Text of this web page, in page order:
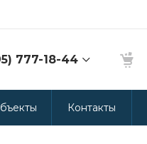
777-18-44
314-94-49
15
Контакты